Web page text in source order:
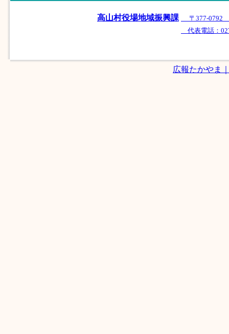
高山村役場地域振興課
〒377-0792
代表電話：
広報たかやま